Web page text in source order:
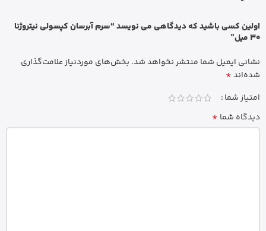
اولین کسی باشید که دیدگاهی می نویسد “سرم آبرسان کپسولی نیتروژنا
30 میل”
نشانی ایمیل شما منتشر نخواهد شد. بخش‌های موردنیاز علامت‌گذاری
شده‌اند*
امتیاز شما
دیدگاه شما *